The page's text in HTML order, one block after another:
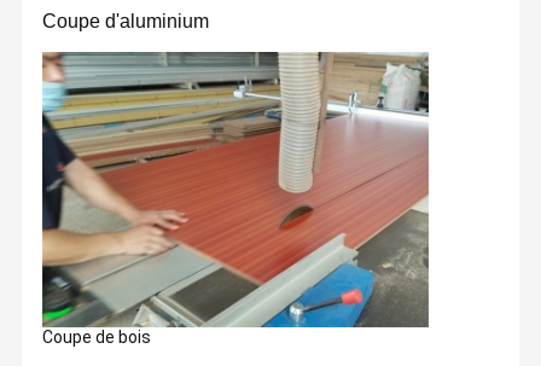
Coupe d'aluminium
Coupe de bois